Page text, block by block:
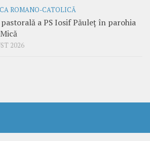
ROMANO-CATOLICĂ
a PS Iosif Păuleț în parohia
2026